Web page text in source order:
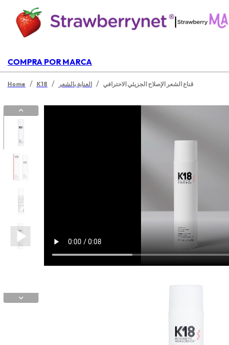
|
COMPRA POR MARCA
Home / K18 / العناية بالشعر / قناع الشعر الإصلاح الجزيئي الاحترافي